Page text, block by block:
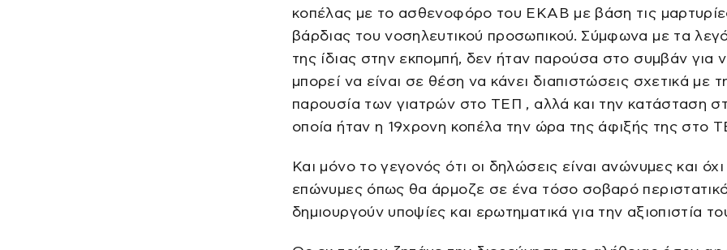
κοπέλας με το ασθενοφόρο του ΕΚΑΒ με βάση τις
βάρδιας του νοσηλευτικού προσωπικού. Σύμφωνα με τα
της ίδιας στην εκπομπή, δεν ήταν παρούσα στο συμβάν για
μπορεί να είναι σε θέση να κάνει διαπιστώσεις σχετικά με
παρουσία των γιατρών στο ΤΕΠ , αλλά και την κατάσταση
οποία ήταν η 19χρονη κοπέλα την ώρα της άφιξής της στο
Και μόνο το γεγονός ότι οι δηλώσεις είναι ανώνυμες και όχι
επώνυμες όπως θα άρμοζε σε ένα τόσο σοβαρό
δημιουργούν υποψίες και ερωτηματικά για την αξιοπιστία